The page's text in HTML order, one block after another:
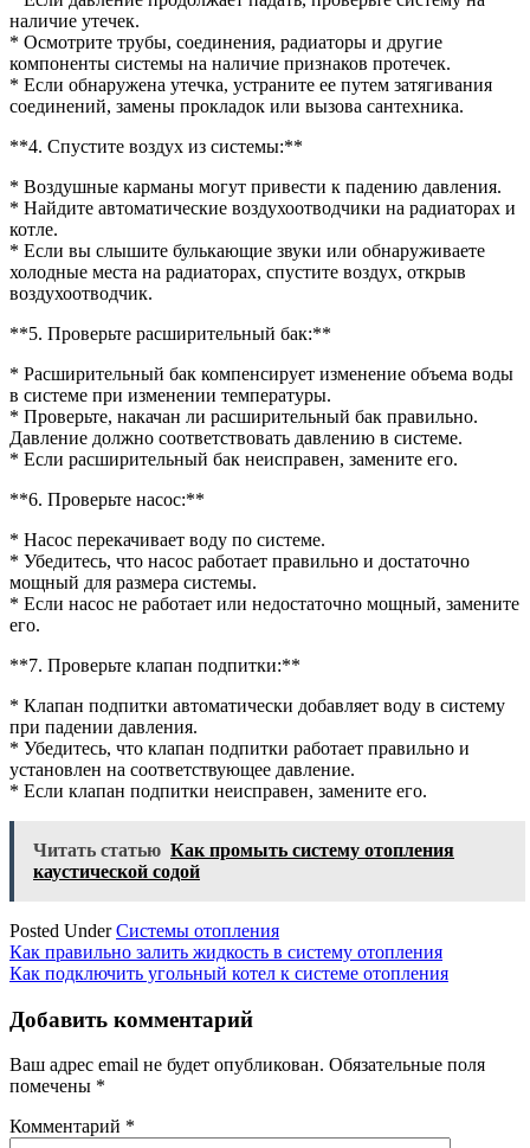
наличие утечек.
* Осмотрите трубы, соединения, радиаторы и другие
компоненты системы на наличие признаков протечек.
* Если обнаружена утечка, устраните ее путем затягивания
соединений, замены прокладок или вызова сантехника.
**4. Спустите воздух из системы:**
* Воздушные карманы могут привести к падению давления.
* Найдите автоматические воздухоотводчики на радиаторах и
котле.
* Если вы слышите булькающие звуки или обнаруживаете
холодные места на радиаторах, спустите воздух, открыв
воздухоотводчик.
**5. Проверьте расширительный бак:**
* Расширительный бак компенсирует изменение объема воды
в системе при изменении температуры.
* Проверьте, накачан ли расширительный бак правильно.
Давление должно соответствовать давлению в системе.
* Если расширительный бак неисправен, замените его.
**6. Проверьте насос:**
* Насос перекачивает воду по системе.
* Убедитесь, что насос работает правильно и достаточно
мощный для размера системы.
* Если насос не работает или недостаточно мощный, замените
его.
**7. Проверьте клапан подпитки:**
* Клапан подпитки автоматически добавляет воду в систему
при падении давления.
* Убедитесь, что клапан подпитки работает правильно и
установлен на соответствующее давление.
* Если клапан подпитки неисправен, замените его.
Читать статью Как промыть систему отопления
каустической содой
Posted UnderСистемы отопления
Навигация
по
записям
Как правильно залить жидкость в систему отопления
Как подключить угольный котел к системе отопления
Добавить комментарий
Ваш адрес email не будет опубликован. Обязательные поля
помечены *
Комментарий *